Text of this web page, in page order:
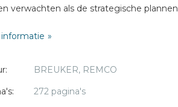
verwachten als de strategische
in het buitenland, heeft kern- en
de VS aan tafel te gaan zitten.Remco
zien hoe het land in elkaar zit, waarom
BREUKER, REMCO
272 pagina's